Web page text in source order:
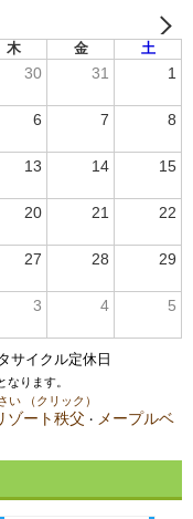
木 金 土
30 31 1
6 7 8
13 14 15
20 21 22
27 28 29
3 4 5
サイクル定休日
ります。
い （クリック）
ゾート秩父 ・ メープルベ